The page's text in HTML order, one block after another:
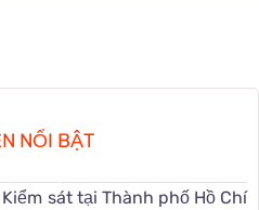
NỔI BẬT
sát tại Thành phố Hồ Chí